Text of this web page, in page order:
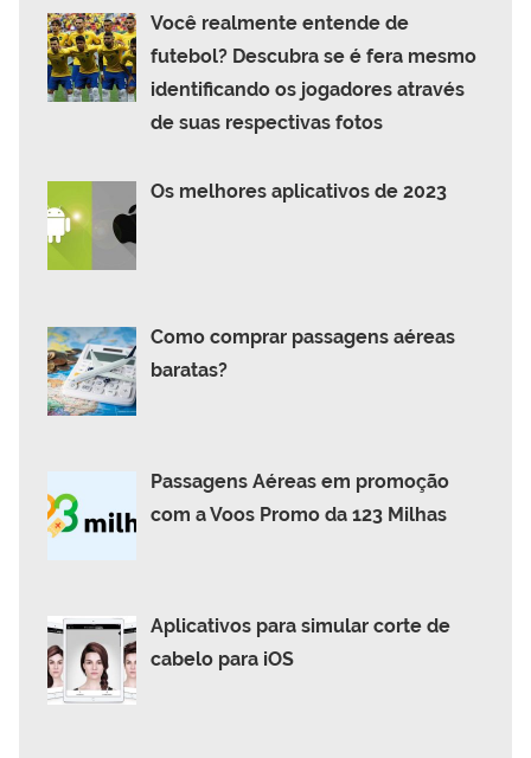
Você realmente entende de
futebol? Descubra se é fera mesmo
identificando os jogadores através
de suas respectivas fotos
Os melhores aplicativos de 2023
Como comprar passagens aéreas
baratas?
Passagens Aéreas em promoção
com a Voos Promo da 123 Milhas
Aplicativos para simular corte de
cabelo para iOS